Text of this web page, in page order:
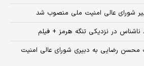
شورای عالی امنیت ملی منصوب شد
ناشناس در نزدیکی تنگه هرمز + فیلم
محسن رضایی به دبیری شورای عالی امنیت